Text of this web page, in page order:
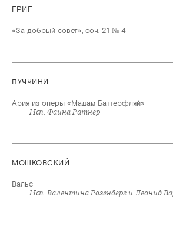
ГРИГ
«За добрый совет», соч. 21 № 4
ПУЧЧИНИ
Ария из оперы «Мадам Баттерфляй»
Исп. Фаина Ратнер
МОШКОВСКИЙ
Вальс
Исп. Валентина Розенберг и Леонид